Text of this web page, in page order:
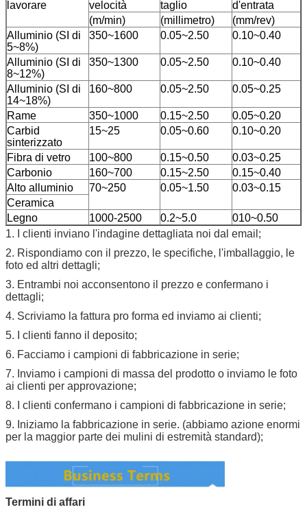
lavorare velocità taglio
d'entrata
(m/min)
(millimetro)
(mm/rev)
Alluminio (SI di
5~8%)
350~1600 0.05~2.50 0.10~0.40
Alluminio (SI di
8~12%)
350~1300 0.05~2.50 0.10~0.40
Alluminio (SI di
14~18%)
160~800 0.05~2.50 0.05~0.25
Rame 350~1000 0.15~2.50
0.05~0.20
Carbid
sinterizzato
15~25 0.05~0.60 0.10~0.20
Fibra di vetro 100~800 0.15~0.50
0.03~0.25
Carbonio
160~700 0.15~2.50
0.15~0.40
Alto alluminio
70~250 0.05~1.50
0.03~0.15
Ceramica
Legno
1000-2500 0.2~5.0
010~0.50
1.
I clienti inviano l'indagine dettagliata noi dal email;
2. Rispondiamo con il prezzo, le specifiche, l'imballaggio, le
foto ed altri dettagli;
3. Entrambi noi acconsentono il prezzo e confermano i
dettagli;
4. Scriviamo la fattura pro forma ed inviamo ai clienti;
5. I clienti fanno il deposito;
6. Facciamo i campioni di fabbricazione in serie;
7. Inviamo i campioni di massa del prodotto o inviamo le foto
ai clienti per approvazione;
8. I clienti confermano i campioni di fabbricazione in serie;
9. Iniziamo la fabbricazione in serie. (abbiamo azione enormi
per la maggior parte dei mulini di estremità standard);
Termini di affari